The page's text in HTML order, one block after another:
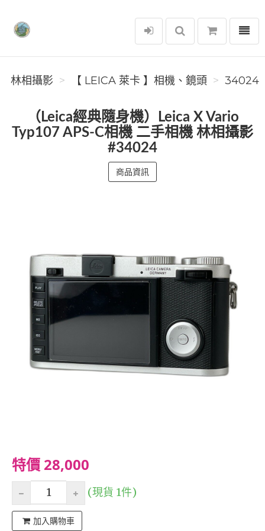
林相攝影
選單
林相攝影 【 LEICA 萊卡 】相機、鏡頭 34024
（Leica經典隨身機）Leica X Vario
Typ107 APS-C相機 二手相機 林相攝影
#34024
商品資訊
特價 28,000
(現貨 1件)
加入購物車